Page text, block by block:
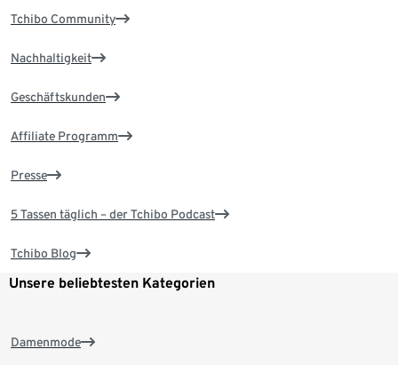
Tchibo Community
Nachhaltigkeit
Geschäftskunden
Affiliate Programm
Presse
5 Tassen täglich – der Tchibo Podcast
Tchibo Blog
Unsere beliebtesten Kategorien
Damenmode